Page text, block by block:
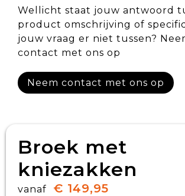
Wellicht staat jouw antwoord
product omschrijving of
jouw vraag er niet tussen?
contact met ons op
Neem contact met ons op
Broek met
kniezakken
vanaf € 149,95